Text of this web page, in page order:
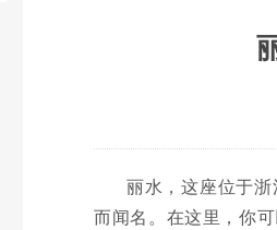
丽水，这座位于
而闻名。在这里，你